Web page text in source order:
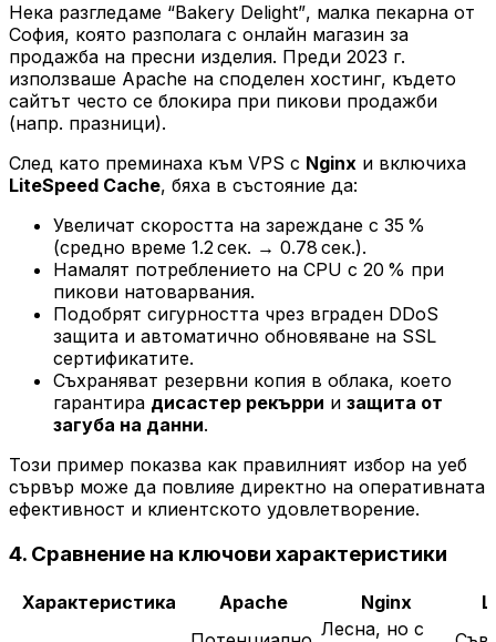
Нека разгледаме “Bakery Delight”, малка пекарна от
София, която разполага с онлайн магазин за
продажба на пресни изделия. Преди 2023 г.
използваше Apache на споделен хостинг, където
сайтът често се блокира при пикови продажби
(напр. празници).
След като преминаха към VPS с Nginx и включиха
LiteSpeed Cache, бяха в състояние да:
Увеличат скоростта на зареждане с 35 %
(средно време 1.2 сек. → 0.78 сек.).
Намалят потреблението на CPU с 20 % при
пикови натоварвания.
Подобрят сигурността чрез вграден DDoS
защита и автоматично обновяване на SSL
сертификатите.
Съхраняват резервни копия в облака, което
гарантира дисастер рекърри и защита от
загуба на данни.
Този пример показва как правилният избор на уеб
сървър може да повлияе директно на оперативната
ефективност и клиентското удовлетворение.
4. Сравнение на ключови характеристики
Характеристика Apache Nginx
Лесна, но с